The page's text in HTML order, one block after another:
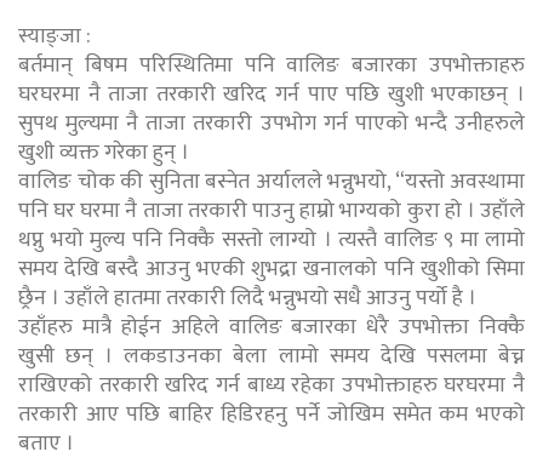
स्याङ्जा :
बर्तमान् बिषम परिस्थितिमा पनि वालिङ बजारका उपभोक्ताहरु
घरघरमा नै ताजा तरकारी खरिद गर्न पाए पछि खुशी भएकाछन् ।
सुपथ मुल्यमा नै ताजा तरकारी उपभोग गर्न पाएको भन्दै उनीहरुले
खुशी व्यक्त गरेका हुन् ।
वालिङ चोक की सुनिता बस्नेत अर्यालले भन्नुभयो, “यस्तो अवस्थामा
पनि घर घरमा नै ताजा तरकारी पाउनु हाम्रो भाग्यको कुरा हो । उहाँले
थप्नु भयो मुल्य पनि निक्कै सस्तो लाग्यो । त्यस्तै वालिङ ९ मा लामो
समय देखि बस्दै आउनु भएकी शुभद्रा खनालको पनि खुशीको सिमा
छ्रैन । उहाँले हातमा तरकारी लिदै भन्नुभयो सधै आउनु पर्यो है ।
उहाँहरु मात्रै होईन अहिले वालिङ बजारका धेरै उपभोक्ता निक्कै
खुसी छन् । लकडाउनका बेला लामो समय देखि पसलमा बेच्न
राखिएको तरकारी खरिद गर्न बाध्य रहेका उपभोक्ताहरु घरघरमा नै
तरकारी आए पछि बाहिर हिडिरहनु पर्ने जोखिम समेत कम भएको
बताए ।